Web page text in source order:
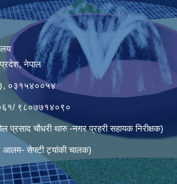
नेपाल
०३१५४००५४
९८०७७१४०९०
चौधरी थारु -नगर प्रहरी सहायक निरीक्षक)
सेफ्टी ट्यांकी चालक)